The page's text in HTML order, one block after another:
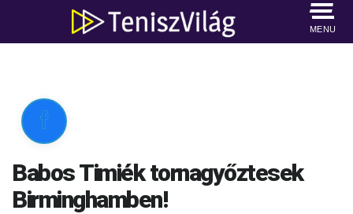
MENU

Babos Timiék tornagyőztesek
Birminghamben!